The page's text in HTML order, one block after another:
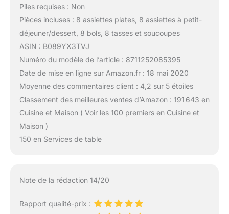
Piles requises : Non
Pièces incluses : 8 assiettes plates, 8 assiettes à petit-
déjeuner/dessert, 8 bols, 8 tasses et soucoupes
ASIN : B089YX3TVJ
Numéro du modèle de l’article : 8711252085395
Date de mise en ligne sur Amazon.fr : 18 mai 2020
Moyenne des commentaires client : 4,2 sur 5 étoiles
Classement des meilleures ventes d’Amazon : 191 643 en
Cuisine et Maison ( Voir les 100 premiers en Cuisine et
Maison )
150 en Services de table
Note de la rédaction 14/20
Rapport qualité-prix :